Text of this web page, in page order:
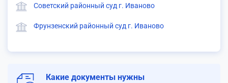
Советский районный суд г. Иваново
Фрунзенский районный суд г. Иваново
Какие документы нужны